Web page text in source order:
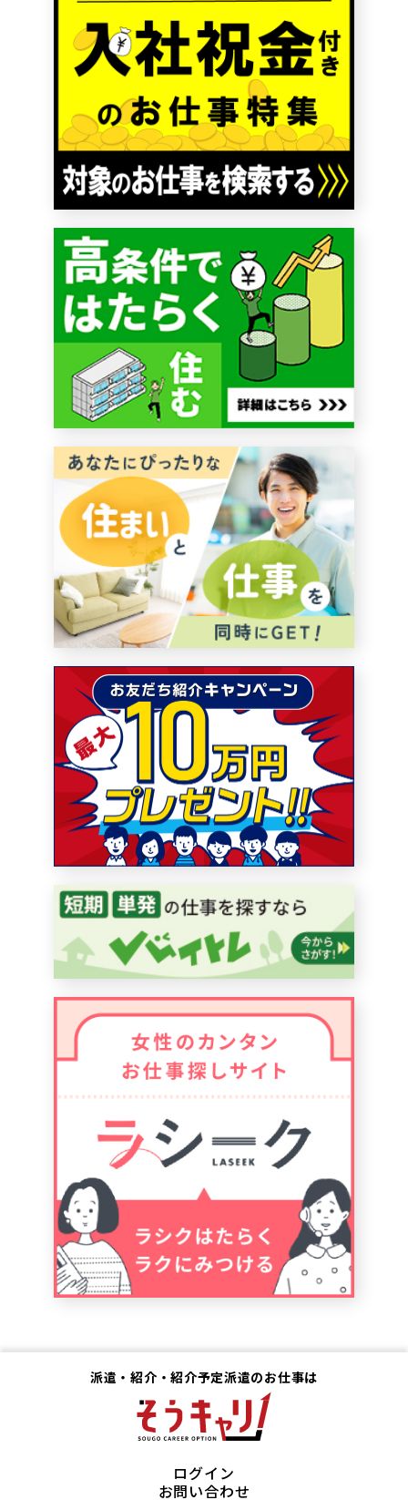
派遣・紹介・紹介予定派遣のお仕事は
ログイン
お問い合わせ